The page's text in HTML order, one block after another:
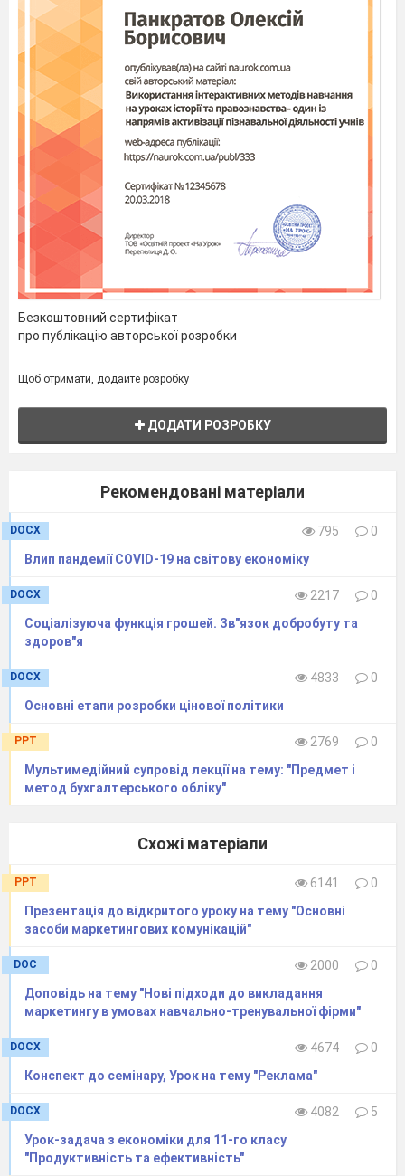
Безкоштовний сертифікат
про публікацію авторської розробки
Щоб отримати, додайте розробку
ДОДАТИ РОЗРОБКУ
Рекомендовані матеріали
DOCX 795
0
Влип пандемії COVID-19 на світову економіку
DOCX 2217
0
Соціалізуюча функція грошей. Зв"язок добробуту та
здоров"я
DOCX 4833
0
Основні етапи розробки цінової політики
PPT 2769
0
Мультимедійний супровід лекції на тему: "Предмет і
метод бухгалтерського обліку"
Схожі матеріали
PPT 6141
0
Презентація до відкритого уроку на тему "Основні
засоби маркетингових комунікацій"
DOC 2000
0
Доповідь на тему "Нові підходи до викладання
маркетингу в умовах навчально-тренувальної фірми"
DOCX 4674
0
Конспект до семінару, Урок на тему "Реклама"
DOCX 4082
5
Урок-задача з економіки для 11-го класу
"Продуктивність та ефективність"